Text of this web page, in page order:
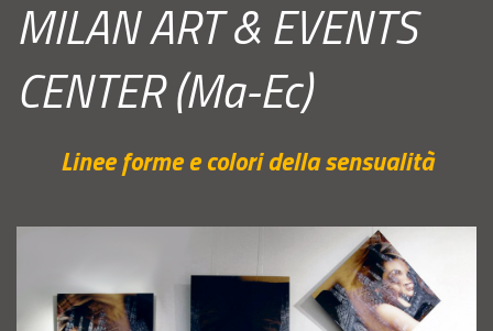
MILAN ART & EVENTS
CENTER (Ma-Ec)
Linee forme e colori della sensualità